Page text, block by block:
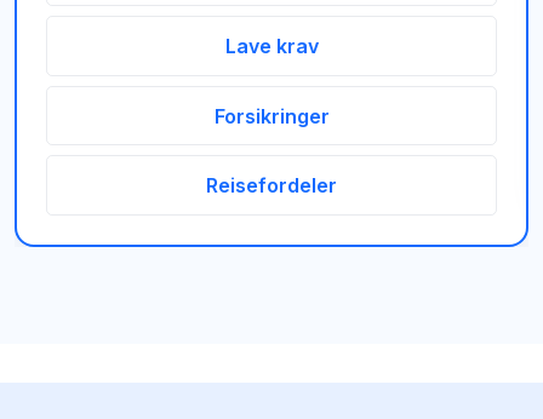
Lave krav
Forsikringer
Reisefordeler